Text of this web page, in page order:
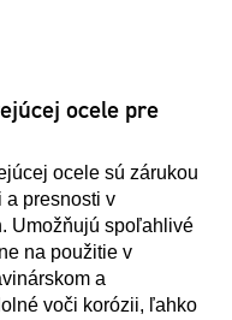
ocele pre
ocele sú zárukou
a presnosti v
Umožňujú spoľahlivé
na použitie v
a
voči korózii, ľahko